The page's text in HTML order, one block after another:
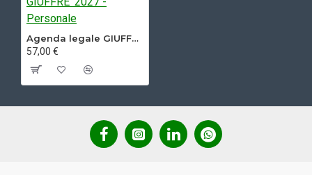
Agenda legale GIUFFRE' 2027 - Personale
57,00 €